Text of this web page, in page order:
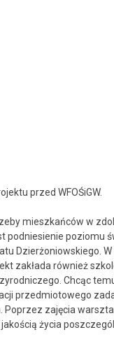
przed WFOŚiGW.
mieszkańców w
podniesienie poziomu
Dzierżoniowskiego.
zakłada również
Chcąc
przedmiotowego
zajęcia
życia